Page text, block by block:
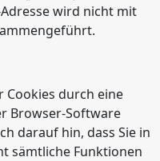
wird nicht mit
Cookies durch eine
Browser-Software
darauf hin, dass Sie in
sämtliche Funktionen